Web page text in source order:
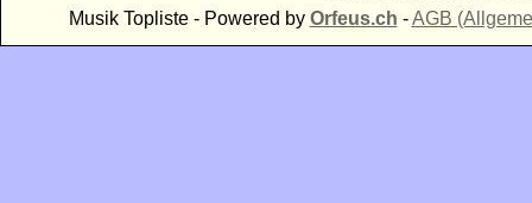
Musik Topliste - Powered by Orfeus.ch -AGB